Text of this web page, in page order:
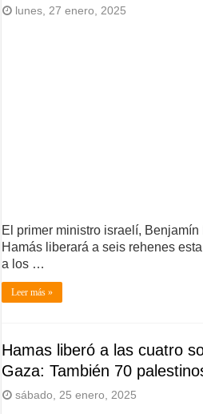
lunes, 27 enero, 2025
El primer ministro israelí,
Hamás liberará a seis rehenes
a los …
Leer más »
Hamas liberó a las cuatro
Gaza: También 70
sábado, 25 enero, 2025